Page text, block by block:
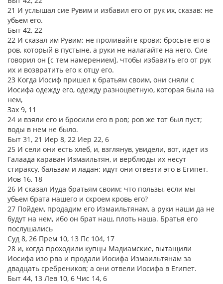
21 И услышал сие Рувим и избавил его от рук их, сказав: не
убьем его.
Быт 42, 22
22 И сказал им Рувим: не проливайте крови; бросьте его в
ров, который в пустыне, а руки не налагайте на него. Сие
говорил он [с тем намерением], чтобы избавить его от рук
их и возвратить его к отцу его.
23 Когда Иосиф пришел к братьям своим, они сняли с
Иосифа одежду его, одежду разноцветную, которая была на
нем,
Зах 9, 11
24 и взяли его и бросили его в ров; ров же тот был пуст;
воды в нем не было.
Быт 31, 21 Иер 8, 22 Иер 22, 6
25 И сели они есть хлеб, и, взглянув, увидели, вот, идет из
Галаада караван Измаильтян, и верблюды их несут
стираксу, бальзам и ладан: идут они отвезти это в Египет.
Иов 16, 18
26 И сказал Иуда братьям своим: что пользы, если мы
убьем брата нашего и скроем кровь его?
27 Пойдем, продадим его Измаильтянам, а руки наши да не
будут на нем, ибо он брат наш, плоть наша. Братья его
послушались
Суд 8, 26 Прем 10, 13 Пс 104, 17
28 и, когда проходили купцы Мадиамские, вытащили
Иосифа изо рва и продали Иосифа Измаильтянам за
двадцать сребреников; а они отвели Иосифа в Египет.
Быт 44, 13 Лев 10, 6 Чис 14, 6